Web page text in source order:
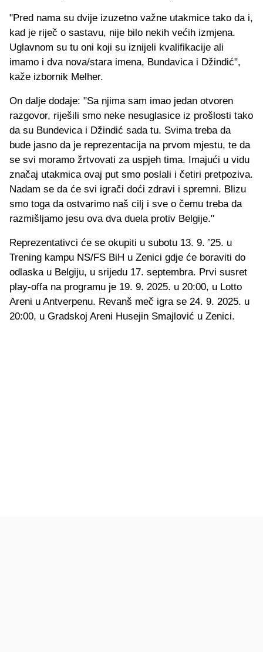
"Pred nama su dvije izuzetno važne utakmice tako da i,
kad je riječ o sastavu, nije bilo nekih većih izmjena.
Uglavnom su tu oni koji su iznijeli kvalifikacije ali
imamo i dva nova/stara imena, Bundavica i Džindić",
kaže izbornik Melher.
On dalje dodaje: "Sa njima sam imao jedan otvoren
razgovor, riješili smo neke nesuglasice iz prošlosti tako
da su Bundevica i Džindić sada tu. Svima treba da
bude jasno da je reprezentacija na prvom mjestu, te da
se svi moramo žrtvovati za uspjeh tima. Imajući u vidu
značaj utakmica ovaj put smo poslali i četiri pretpoziva.
Nadam se da će svi igrači doći zdravi i spremni. Blizu
smo toga da ostvarimo naš cilj i sve o čemu treba da
razmišljamo jesu ova dva duela protiv Belgije."
Reprezentativci će se okupiti u subotu 13. 9. ’25. u
Trening kampu NS/FS BiH u Zenici gdje će boraviti do
odlaska u Belgiju, u srijedu 17. septembra. Prvi susret
play-offa na programu je 19. 9. 2025. u 20:00, u Lotto
Areni u Antverpenu. Revanš meč igra se 24. 9. 2025. u
20:00, u Gradskoj Areni Husejin Smajlović u Zenici.